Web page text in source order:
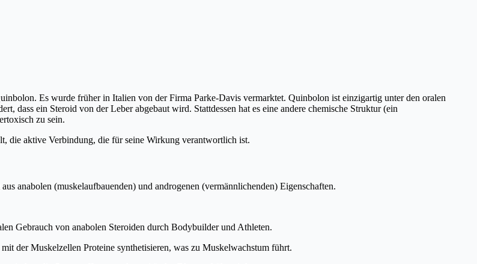
Es wurde früher in Italien von der Firma Parke-Davis vermarktet. Quinbolon ist einzigartig unter den oralen
dass ein Steroid von der Leber abgebaut wird. Stattdessen hat es eine andere chemische Struktur (ein
zu sein.
die aktive Verbindung, die für seine Wirkung verantwortlich ist.
anabolen (muskelaufbauenden) und androgenen (vermännlichenden) Eigenschaften.
Gebrauch von anabolen Steroiden durch Bodybuilder und Athleten.
der Muskelzellen Proteine synthetisieren, was zu Muskelwachstum führt.